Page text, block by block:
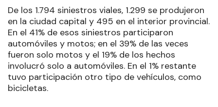
De los 1.794 siniestros viales, 1.299 se produjeron
en la ciudad capital y 495 en el interior provincial.
En el 41% de esos siniestros participaron
automóviles y motos; en el 39% de las veces
fueron solo motos y el 19% de los hechos
involucró solo a automóviles. En el 1% restante
tuvo participación otro tipo de vehículos, como
bicicletas.